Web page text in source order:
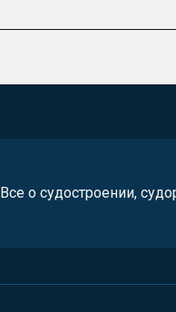
Все о судостроении,